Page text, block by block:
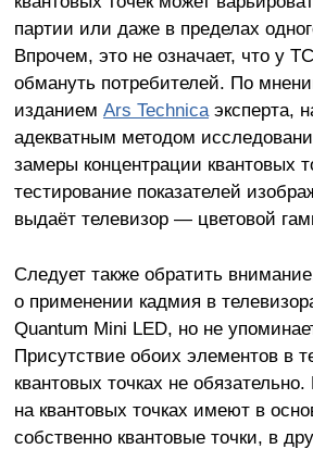
партии или даже в пределах
Впрочем, это не означает, что у
обмануть потребителей. По
изданием Ars Technicaэксперта,
адекватным методом
замеры концентрации квантовых
тестирование показателей
выдаёт телевизор — цветовой
Следует также обратить
о применении кадмия в
Quantum Mini LED, но не
Присутствие обоих элементов в
квантовых точках не
на квантовых точках имеют в
собственно квантовые точки, в